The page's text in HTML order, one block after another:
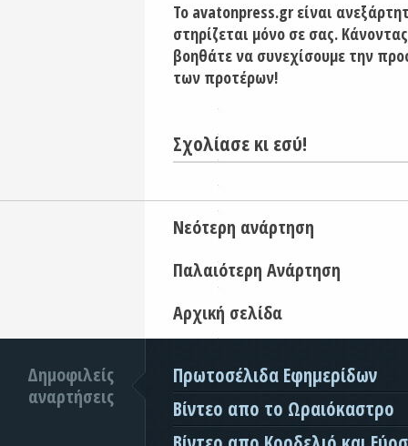
Το avatonpress.gr είναι
στηρίζεται μόνο σε σας.
βοηθάτε να συνεχίσουμε την
των προτέρων!
Σχολίασε κι εσύ!
Νεότερη ανάρτηση
Παλαιότερη Ανάρτηση
Αρχική σελίδα
Δημοφιλείς
αναρτήσεις
Πρωτοσέλιδα Εφημερίδων
Βίντεο απο το Ωραιόκαστρο